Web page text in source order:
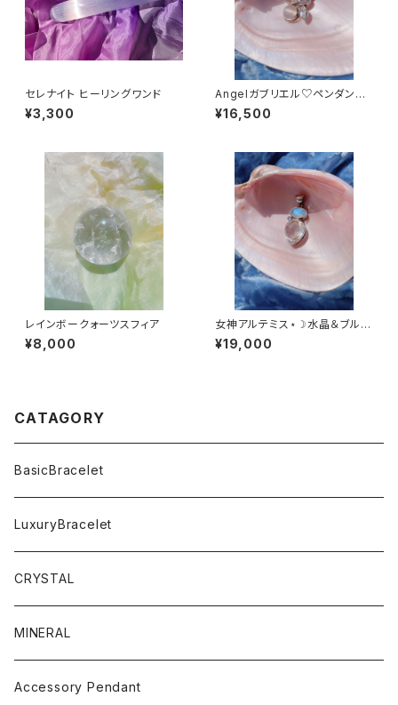
セレナイト ヒーリングワンド
¥3,300
Angelガブリエル♡ペンダン
ト〜ムーンストーン＆ブルートパ
ーズ
¥16,500
レインボークォーツスフィア
¥8,000
女神アルテミス⋆☽水晶＆ブルー
ムーンストーン＆アイオライト
¥19,000
CATAGORY
BasicBracelet
LuxuryBracelet
CRYSTAL
MINERAL
Accessory Pendant